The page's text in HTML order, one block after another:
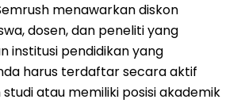
menawarkan diskon
dosen, dan peneliti yang
institusi pendidikan yang
harus terdaftar secara aktif
atau memiliki posisi akademik